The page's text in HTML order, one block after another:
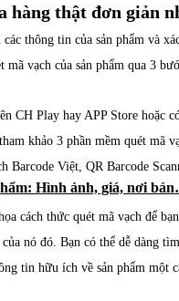
hàng thật đơn giản
thông tin của sản phẩm và
vạch của sản phẩm qua 3
CH Play hay APP Store hoặc
khảo 3 phần mềm quét mã
Việt, QR Barcode
Hình ảnh, giá, nơi
cách thức quét mã vạch để
nó đó. Bạn có thể dễ dàng
tin hữu ích về sản phẩm một